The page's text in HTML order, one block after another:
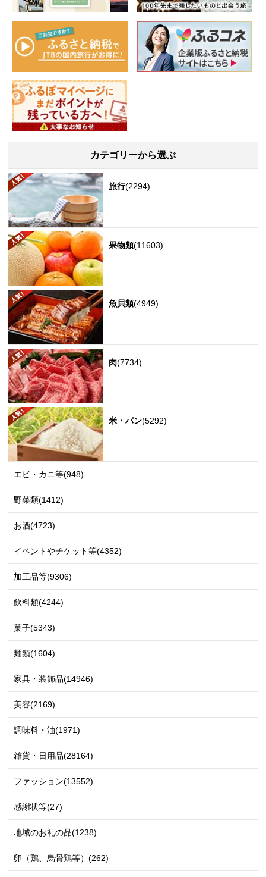
カテゴリーから選ぶ
旅行(2294)
果物類(11603)
魚貝類(4949)
肉(7734)
米・パン(5292)
エビ・カニ等(948)
野菜類(1412)
お酒(4723)
イベントやチケット等(4352)
加工品等(9306)
飲料類(4244)
菓子(5343)
麺類(1604)
家具・装飾品(14946)
美容(2169)
調味料・油(1971)
雑貨・日用品(28164)
ファッション(13552)
感謝状等(27)
地域のお礼の品(1238)
卵（鶏、烏骨鶏等）(262)